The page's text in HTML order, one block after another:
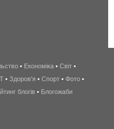
беспроводной
интернет
киев
• Економіка • Світ •
• Здоров'я • Спорт • Фото •
блогів • Блогожаби